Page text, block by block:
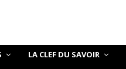
LA CLEF DU SAVOIR